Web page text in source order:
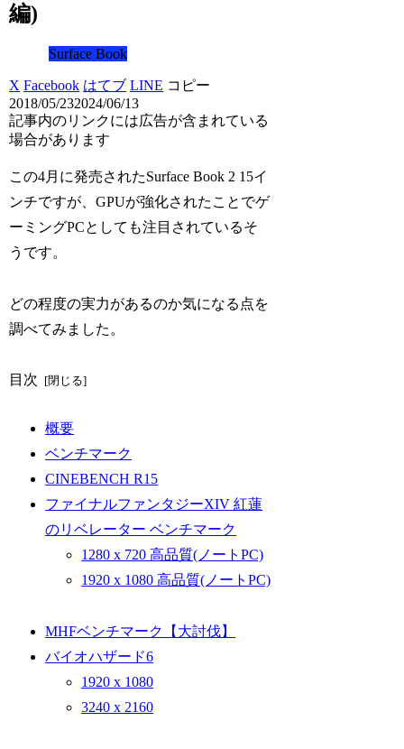
編)
Surface Book
X Facebook はてブ LINE コピー
2018/05/232024/06/13
記事内のリンクには広告が含まれている
場合があります
この4月に発売されたSurface Book 2 15イ
ンチですが、GPUが強化されたことでゲ
ーミングPCとしても注目されているそ
うです。
どの程度の実力があるのか気になる点を
調べてみました。
目次
概要
ベンチマーク
CINEBENCH R15
ファイナルファンタジーXIV 紅蓮
のリベレーター ベンチマーク
1280 x 720 高品質(ノートPC)
1920 x 1080 高品質(ノートPC)
MHFベンチマーク【大討伐】
バイオハザード6
1920 x 1080
3240 x 2160